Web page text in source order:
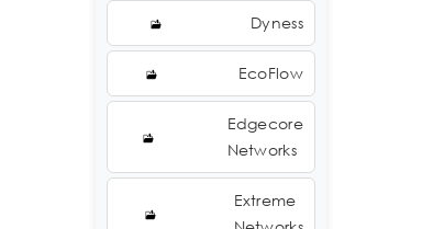
Dyness
EcoFlow
Edgecore
Networks
Extreme